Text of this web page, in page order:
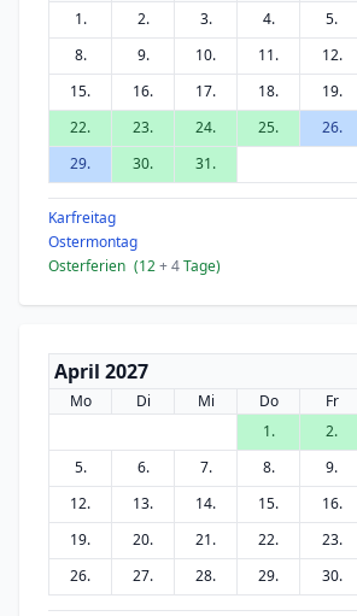
1.
2. 3. 4. 5.
8.
9. 10. 11. 12.
15.
16. 17. 18. 19.
22.
23. 24. 25. 26.
29.
30. 31.
Karfreitag
Ostermontag
Osterferien (12+ 4Tage)
April 2027
Mo Di Mi Do Fr
1.
2.
5.
6. 7. 8. 9.
12.
13. 14. 15. 16.
19.
20. 21. 22. 23.
26.
27. 28. 29. 30.